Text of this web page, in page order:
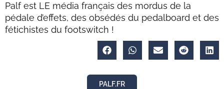
Palf est LE média français des mordus de la
pédale d’effets, des obsédés du pedalboard et des
fétichistes du footswitch !
PALF.FR